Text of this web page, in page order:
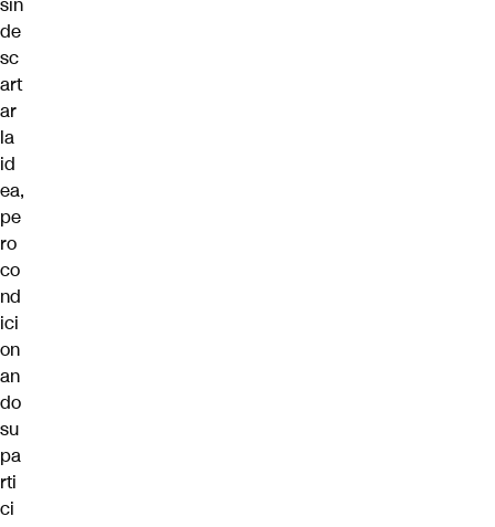
de
sc
art
ar
la
id
ea,
pe
ro
co
nd
ici
on
an
do
su
pa
rti
ci